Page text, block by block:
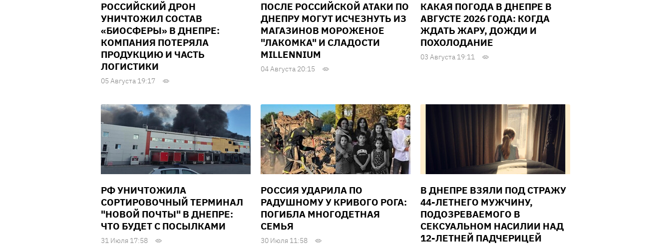
РОССИЙСКИЙ ДРОН
УНИЧТОЖИЛ СОСТАВ
«БИОСФЕРЫ» В ДНЕПРЕ:
КОМПАНИЯ ПОТЕРЯЛА
ПРОДУКЦИЮ И ЧАСТЬ
ЛОГИСТИКИ
05 Августа 19:17
ПОСЛЕ РОССИЙСКОЙ АТАКИ ПО
ДНЕПРУ МОГУТ ИСЧЕЗНУТЬ ИЗ
МАГАЗИНОВ МОРОЖЕНОЕ
"ЛАКОМКА" И СЛАДОСТИ
MILLENNIUM
04 Августа 20:15
КАКАЯ ПОГОДА В ДНЕПРЕ В
АВГУСТЕ 2026 ГОДА: КОГДА
ЖДАТЬ ЖАРУ, ДОЖДИ И
ПОХОЛОДАНИЕ
03 Августа 19:11
РФ УНИЧТОЖИЛА
СОРТИРОВОЧНЫЙ ТЕРМИНАЛ
"НОВОЙ ПОЧТЫ" В ДНЕПРЕ:
ЧТО БУДЕТ С ПОСЫЛКАМИ
31 Июля 17:58
РОССИЯ УДАРИЛА ПО
РАДУШНОМУ У КРИВОГО РОГА:
ПОГИБЛА МНОГОДЕТНАЯ
СЕМЬЯ
30 Июля 11:58
В ДНЕПРЕ ВЗЯЛИ ПОД СТРАЖУ
44-ЛЕТНЕГО МУЖЧИНУ,
ПОДОЗРЕВАЕМОГО В
СЕКСУАЛЬНОМ НАСИЛИИ НАД
12-ЛЕТНЕЙ ПАДЧЕРИЦЕЙ